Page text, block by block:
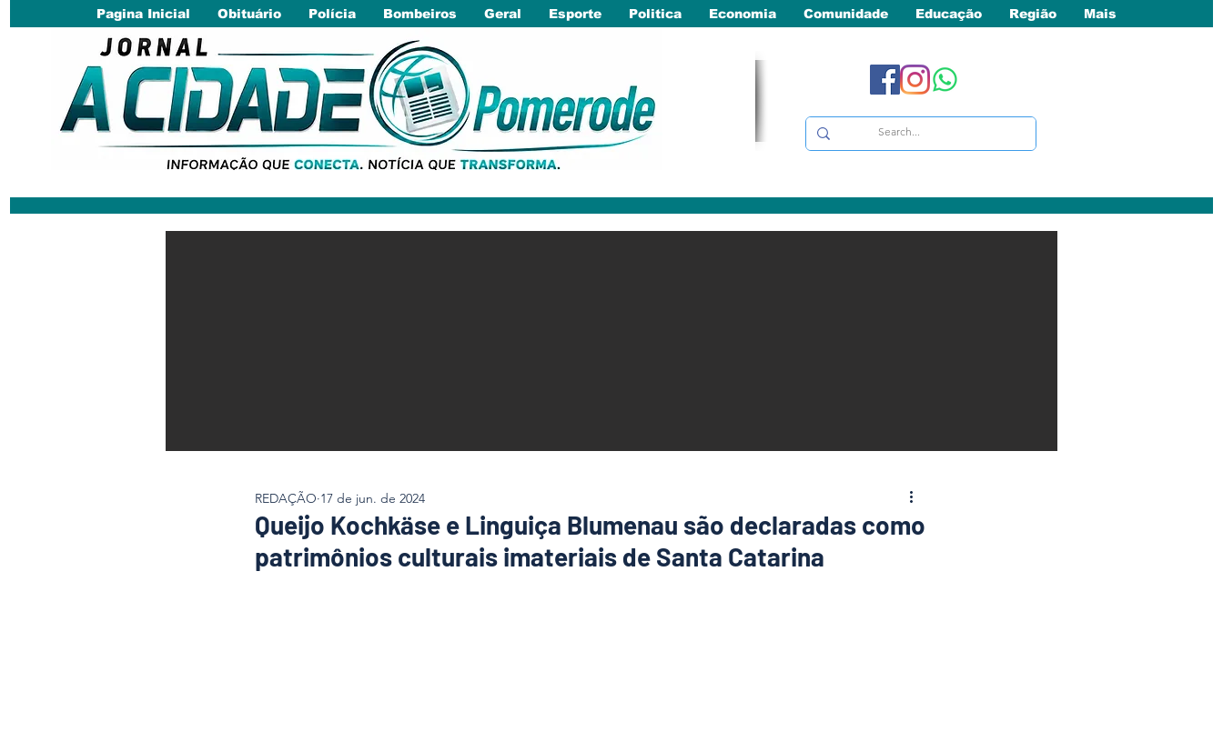
Pagina Inicial Obituário Polícia Bombeiros Geral Esporte Politica Economia Comunidade Educação Região Mais
Queijo Kochkäse e Linguiça Blumenau são declaradas como
patrimônios culturais imateriais de Santa Catarina
REDAÇÃO 17 de jun. de 2024